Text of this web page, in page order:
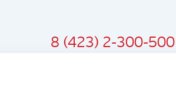
8 (423) 2-300-500